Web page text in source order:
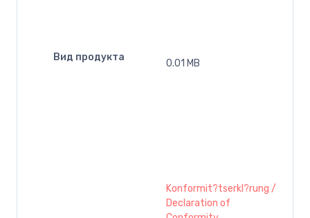
Вид продукта
0.01 MB
Konformit?tserkl?rung /
Declaration of